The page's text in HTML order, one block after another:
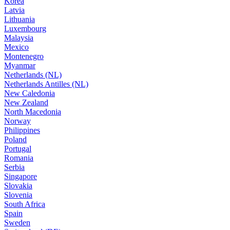
Latvia
Lithuania
Luxembourg
Malaysia
Mexico
Montenegro
Myanmar
Netherlands (NL)
Netherlands Antilles (NL)
New Caledonia
New Zealand
North Macedonia
Norway
Philippines
Poland
Portugal
Romania
Serbia
Singapore
Slovakia
Slovenia
South Africa
Spain
Sweden